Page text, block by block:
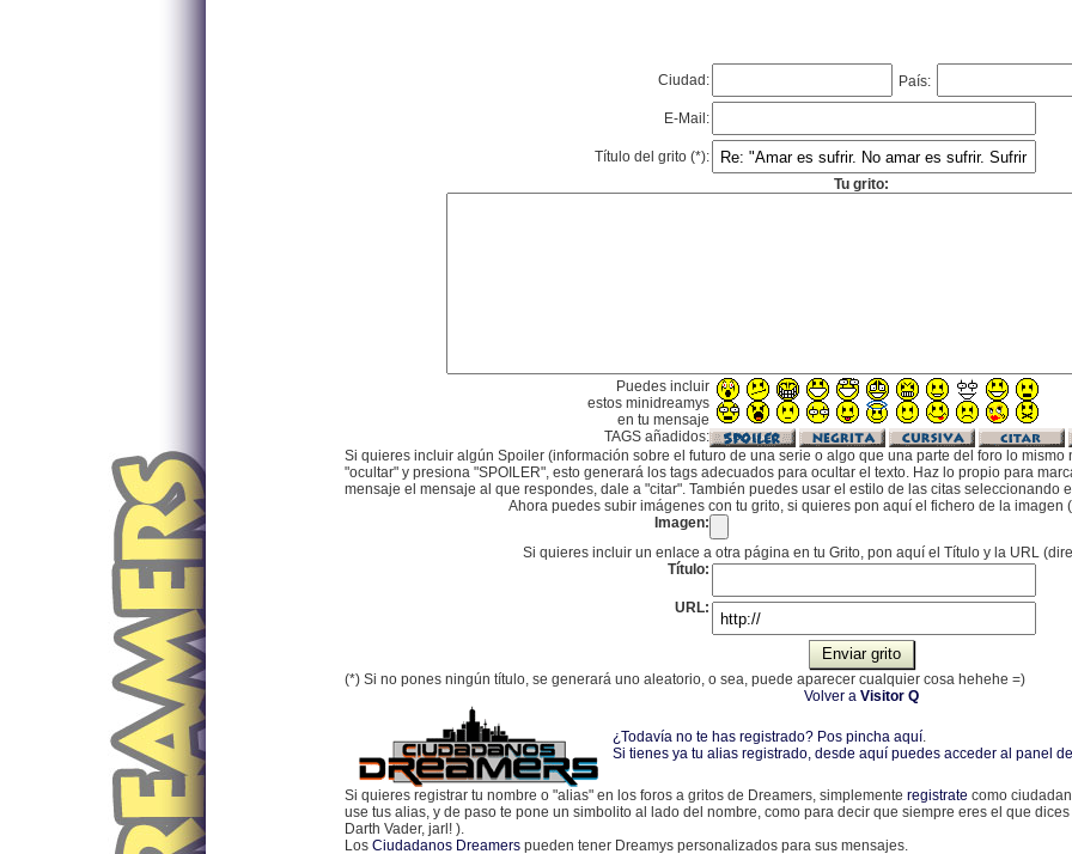
Ciudad: País:
E-Mail:
Título del grito (*):
Tu grito:
Puedes incluir
estos minidreamys
en tu mensaje
TAGS añadidos:
Si quieres incluir algún Spoiler (información sobre el futuro de una serie o algo que una parte del foro lo
"ocultar" y presiona "SPOILER", esto generará los tags adecuados para ocultar el texto. Haz lo propio para
mensaje el mensaje al que respondes, dale a "citar". También puedes usar el estilo de las citas seleccionando
Ahora puedes subir imágenes con tu grito, si quieres pon aquí el fichero de la imagen
Imagen:
Si quieres incluir un enlace a otra página en tu Grito, pon aquí el Título y la URL
Título:
URL:
(*) Si no pones ningún título, se generará uno aleatorio, o sea, puede aparecer cualquier cosa hehehe =)
Volver a Visitor Q
¿Todavía no te has registrado? Pos pincha aquí.
Si tienes ya tu alias registrado, desde aquí puedes acceder al panel
Si quieres registrar tu nombre o "alias" en los foros a gritos de Dreamers, simplemente registrate como
use tus alias, y de paso te pone un simbolito al lado del nombre, como para decir que siempre eres el que
Darth Vader, jarl! ).
Los Ciudadanos Dreamers pueden tener Dreamys personalizados para sus mensajes.